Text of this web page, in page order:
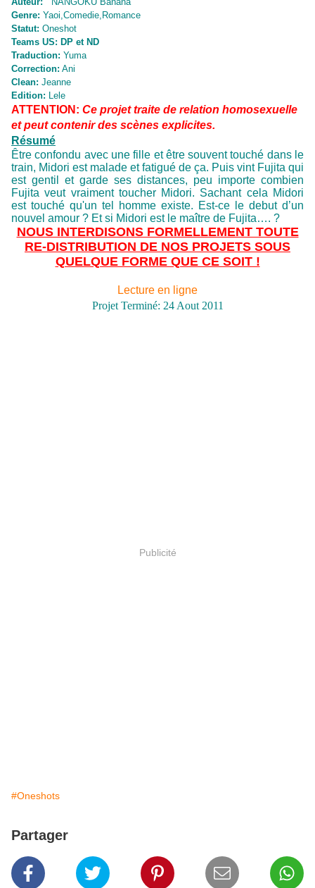
Genre: Yaoi,Comedie,Romance
Statut: Oneshot
Teams US: DP et ND
Traduction: Yuma
Correction: Ani
Clean: Jeanne
Edition: Lele
ATTENTION: Ce projet traite de relation homosexuelle
et peut contenir des scènes explicites.
Résumé
Être confondu avec une fille et être souvent touché dans le
train, Midori est malade et fatigué de ça. Puis vint Fujita qui
est gentil et garde ses distances, peu importe combien
Fujita veut vraiment toucher Midori. Sachant cela Midori
est touché qu'un tel homme existe. Est-ce le debut d’un
nouvel amour ? Et si Midori est le maître de Fujita…. ?
NOUS INTERDISONS FORMELLEMENT TOUTE
RE-DISTRIBUTION DE NOS PROJETS SOUS
QUELQUE FORME QUE CE SOIT !
Lecture en ligne
Projet Terminé: 24 Aout 2011
Publicité
#Oneshots
Partager